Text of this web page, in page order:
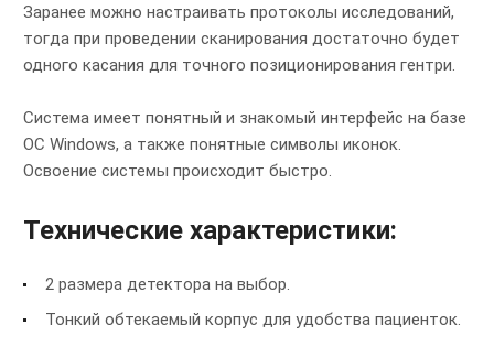
Заранее можно настраивать протоколы исследований,
тогда при проведении сканирования достаточно будет
одного касания для точного позиционирования гентри.
Система имеет понятный и знакомый интерфейс на базе
ОС Windows, а также понятные символы иконок.
Освоение системы происходит быстро.
Технические характеристики:
2 размера детектора на выбор.
Тонкий обтекаемый корпус для удобства пациенток.